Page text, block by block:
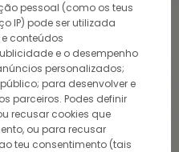
pessoal (como os teus
IP) pode ser utilizada
conteúdos
e o desempenho
personalizados;
para desenvolver e
parceiros. Podes definir
recusar cookies que
ou para recusar
teu consentimento (tais